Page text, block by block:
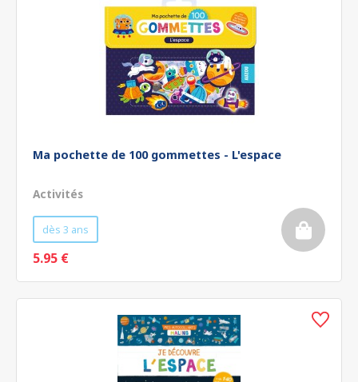
Ma pochette de 100 gommettes - L'espace
Activités
dès 3 ans
5.95 €